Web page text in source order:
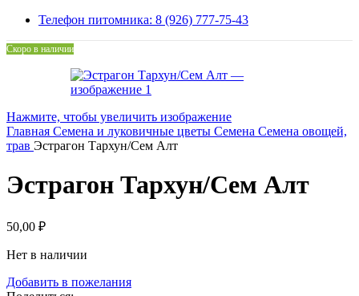
Телефон питомника: 8 (926) 777-75-43
Скоро в наличии
Нажмите, чтобы увеличить изображение
Главная Семена и луковичные цветы Семена Семена овощей,
трав Эстрагон Тархун/Сем Алт
Эстрагон Тархун/Сем Алт
50,00 ₽
Нет в наличии
Добавить в пожелания